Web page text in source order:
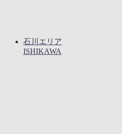
石川エリア
ISHIKAWA